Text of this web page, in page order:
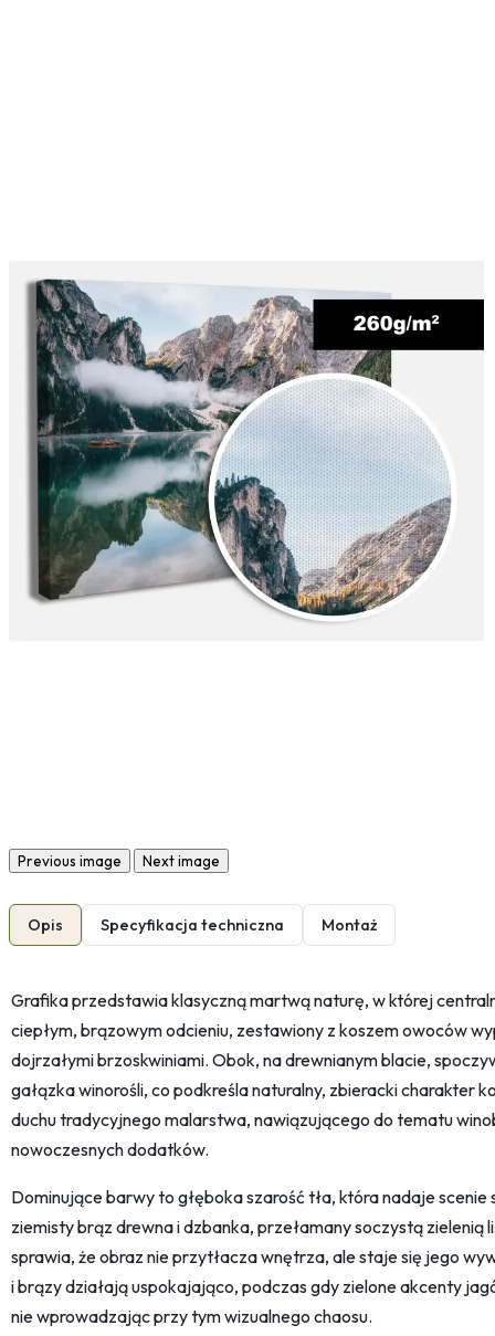
Previous image Next image
Opis Specyfikacja techniczna Montaż
Grafika przedstawia klasyczną martwą naturę, w której
ciepłym, brązowym odcieniu, zestawiony z koszem owoców
dojrzałymi brzoskwiniami. Obok, na drewnianym blacie,
gałązka winorośli, co podkreśla naturalny, zbieracki charakter
duchu tradycyjnego malarstwa, nawiązującego do tematu
nowoczesnych dodatków.
Dominujące barwy to głęboka szarość tła, która nadaje
ziemisty brąz drewna i dzbanka, przełamany soczystą zielenią
sprawia, że obraz nie przytłacza wnętrza, ale staje się jego
i brązy działają uspokajająco, podczas gdy zielone akcenty
nie wprowadzając przy tym wizualnego chaosu.